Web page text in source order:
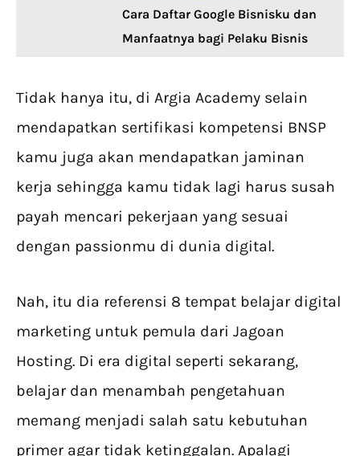
Cara Daftar Google Bisnisku dan
Manfaatnya bagi Pelaku Bisnis
Tidak hanya itu, di Argia Academy selain
mendapatkan sertifikasi kompetensi BNSP
kamu juga akan mendapatkan jaminan
kerja sehingga kamu tidak lagi harus susah
payah mencari pekerjaan yang sesuai
dengan passionmu di dunia digital.
Nah, itu dia referensi 8 tempat belajar digital
marketing untuk pemula dari Jagoan
Hosting. Di era digital seperti sekarang,
belajar dan menambah pengetahuan
memang menjadi salah satu kebutuhan
primer agar tidak ketinggalan. Apalagi